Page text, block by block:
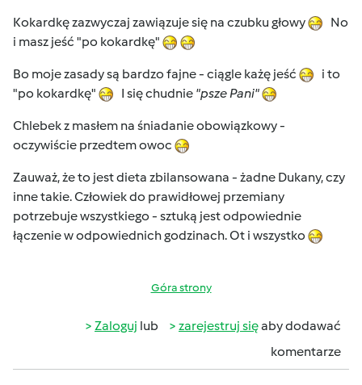
Kokardkę zazwyczaj zawiązuje się na czubku głowy
No
i masz jeść "po kokardkę"
Bo moje zasady są bardzo fajne - ciągle każę jeść
i to
"po kokardkę"
I się chudnie "psze Pani"
Chlebek z masłem na śniadanie obowiązkowy -
oczywiście przedtem owoc
Zauważ, że to jest dieta zbilansowana - żadne Dukany, czy
inne takie. Człowiek do prawidłowej przemiany
potrzebuje wszystkiego - sztuką jest odpowiednie
łączenie w odpowiednich godzinach. Ot i wszystko
Góra strony
Zaloguj lub zarejestruj sięaby dodawać
komentarze